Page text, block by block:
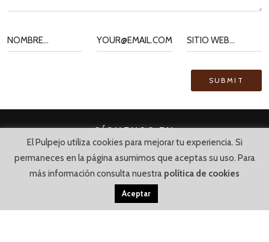
SÍGUENOS EN
El Pulpejo utiliza cookies para mejorar tu experiencia. Si
permaneces en la página asumimos que aceptas su uso. Para
más información consulta nuestra política de cookies
Aceptar